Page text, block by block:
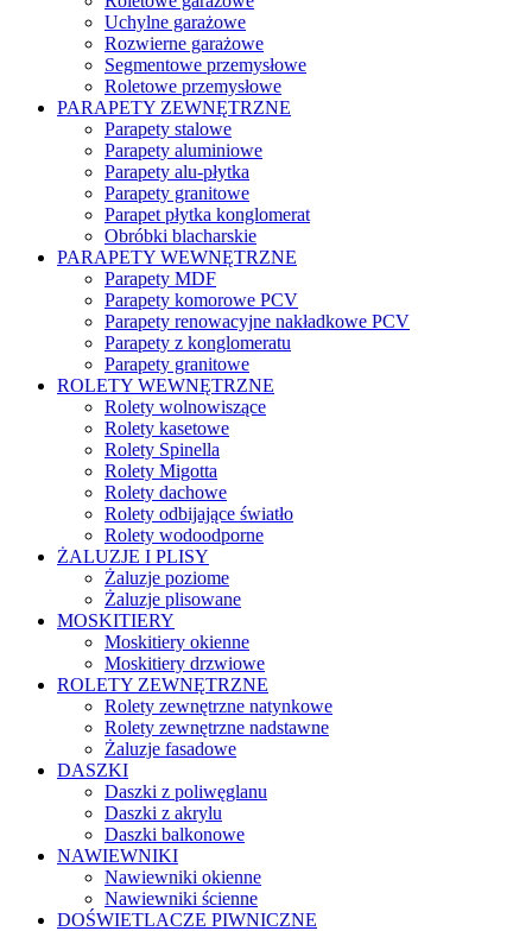
Uchylne garażowe
Rozwierne garażowe
Segmentowe przemysłowe
Roletowe przemysłowe
PARAPETY ZEWNĘTRZNE
Parapety stalowe
Parapety aluminiowe
Parapety alu-płytka
Parapety granitowe
Parapet płytka konglomerat
Obróbki blacharskie
PARAPETY WEWNĘTRZNE
Parapety MDF
Parapety komorowe PCV
Parapety renowacyjne nakładkowe PCV
Parapety z konglomeratu
Parapety granitowe
ROLETY WEWNĘTRZNE
Rolety wolnowiszące
Rolety kasetowe
Rolety Spinella
Rolety Migotta
Rolety dachowe
Rolety odbijające światło
Rolety wodoodporne
ŻALUZJE I PLISY
Żaluzje poziome
Żaluzje plisowane
MOSKITIERY
Moskitiery okienne
Moskitiery drzwiowe
ROLETY ZEWNĘTRZNE
Rolety zewnętrzne natynkowe
Rolety zewnętrzne nadstawne
Żaluzje fasadowe
DASZKI
Daszki z poliwęglanu
Daszki z akrylu
Daszki balkonowe
NAWIEWNIKI
Nawiewniki okienne
Nawiewniki ścienne
DOŚWIETLACZE PIWNICZNE